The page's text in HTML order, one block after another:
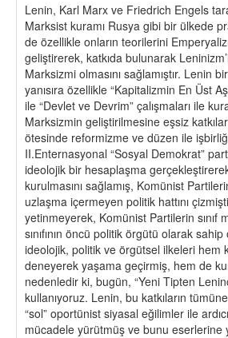
Lenin, Karl Marx ve Friedrich Engels
Marksist kuramı Rusya gibi bir ülkede
de özellikle onların teorilerini
geliştirerek, katkıda bulunarak
Marksizmi olmasını sağlamıştır. Lenin
yanısıra özellikle “Kapitalizmin En Üst
ile “Devlet ve Devrim” çalışmaları ile
Marksizmin geliştirilmesine eşsiz
ötesinde reformizme ve düzen ile işbirliği
II.Enternasyonal “Sosyal Demokrat”
ideolojik bir hesaplaşma
kurulmasını sağlamış, Komünist
uzlaşma içermeyen politik hattını
yetinmeyerek, Komünist Partilerin sınıf
sınıfının öncü politik örgütü olarak
ideolojik, politik ve örgütsel ilkeleri hem
deneyerek yaşama geçirmiş, hem de
nedenledir ki, bugün, “Yeni Tipten
kullanıyoruz. Lenin, bu katkıların
“sol” oportünist siyasal eğilimler ile
mücadele yürütmüş ve bunu eserlerine